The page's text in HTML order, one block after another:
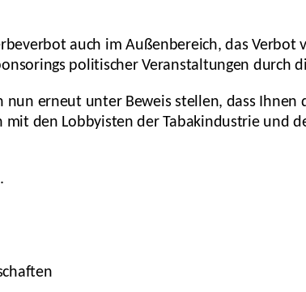
auch im Außenbereich, das Verbot
politischer Veranstaltungen durch
erneut unter Beweis stellen, dass Ihnen
den Lobbyisten der Tabakindustrie und